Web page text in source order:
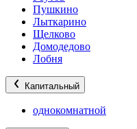
Пушкино
Лыткарино
Щелково
Домодедово
Лобня
Капитальный
однокомнатной